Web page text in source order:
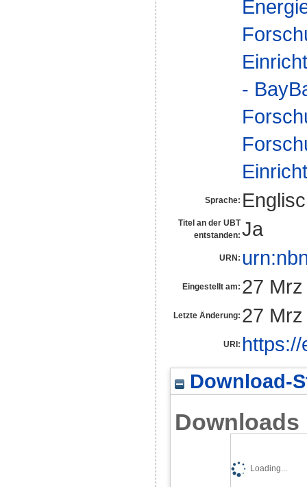
-
Sprache:
Titel an der UBT
entstanden: Ja
URN:
Eingestellt am: 27
Letzte Änderung: 27
URI:
Download-
Downloads
Loading...